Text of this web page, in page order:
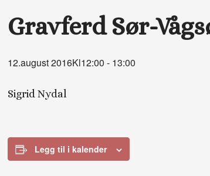
Gravferd Sør-
12.august 2016Kl12:00 - 13:00
Sigrid Nydal
Legg til i kalender